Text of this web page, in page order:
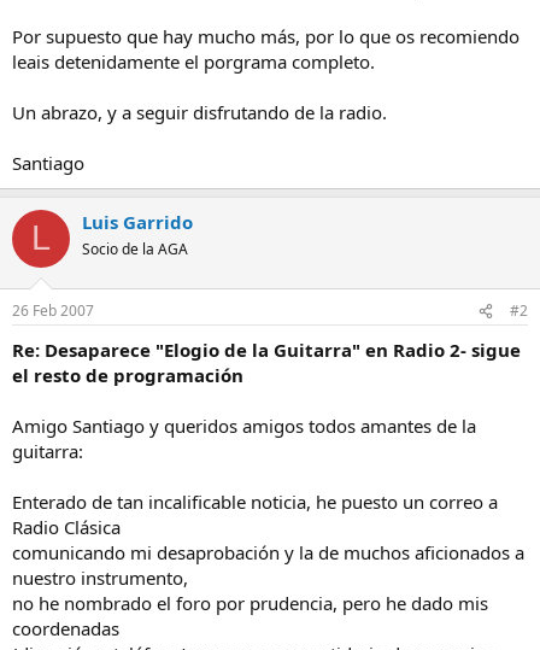
Por supuesto que hay mucho más, por lo que os recomiendo
leais detenidamente el porgrama completo.
Un abrazo, y a seguir disfrutando de la radio.
Santiago
L Luis Garrido
Socio de la AGA
26 Feb 2007 #2
Re: Desaparece "Elogio de la Guitarra" en Radio 2- sigue
el resto de programación
Amigo Santiago y queridos amigos todos amantes de la
guitarra:
Enterado de tan incalificable noticia, he puesto un correo a
Radio Clásica
comunicando mi desaprobación y la de muchos aficionados a
nuestro instrumento,
no he nombrado el foro por prudencia, pero he dado mis
coordenadas